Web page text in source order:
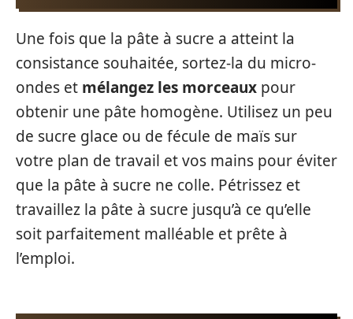
Une fois que la pâte à sucre a atteint la
consistance souhaitée, sortez-la du micro-
ondes et mélangez les morceaux pour
obtenir une pâte homogène. Utilisez un peu
de sucre glace ou de fécule de maïs sur
votre plan de travail et vos mains pour éviter
que la pâte à sucre ne colle. Pétrissez et
travaillez la pâte à sucre jusqu’à ce qu’elle
soit parfaitement malléable et prête à
l’emploi.